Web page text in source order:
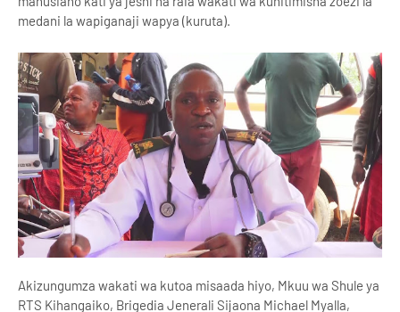
medani la wapiganaji wapya (kuruta).
Akizungumza wakati wa kutoa misaada hiyo, Mkuu wa Shule ya
RTS Kihangaiko, Brigedia Jenerali Sijaona Michael Myalla,